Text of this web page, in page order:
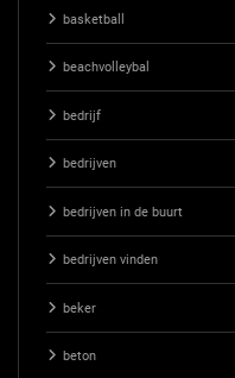
basketball
beachvolleybal
bedrijf
bedrijven
bedrijven in de buurt
bedrijven vinden
beker
beton